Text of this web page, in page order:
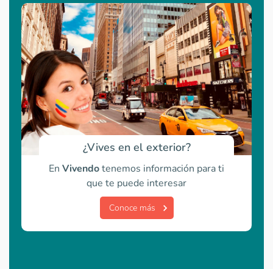
¿Vives en el exterior?
En Vivendotenemos información para ti
que te puede interesar
Conoce más